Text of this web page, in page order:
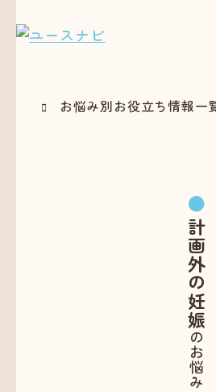
お悩み別お役立ち情報一
計画外の妊娠
のお悩み